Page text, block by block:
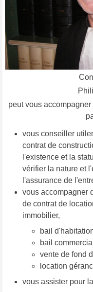
peut vous
vous conseiller
contrat de
l'existence et la
vérifier la nature et
l'assurance de
vous accompagner
de contrat de
immobilier,
bail
bail
vente de fond
location
vous assister pour